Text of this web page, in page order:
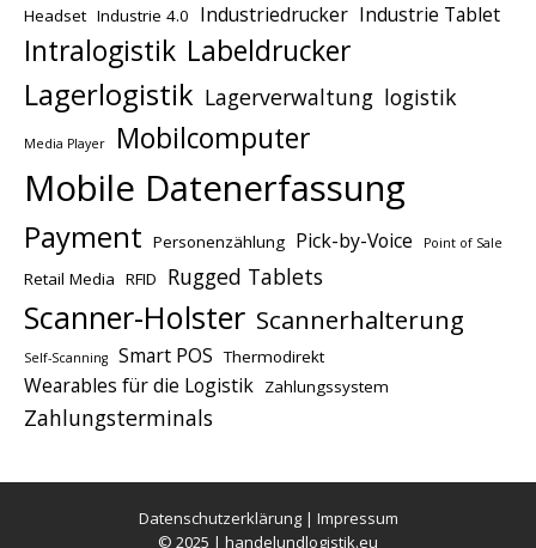
Headset Industrie 4.0 Industriedrucker Industrie Tablet
Intralogistik Labeldrucker
Lagerlogistik Lagerverwaltung logistik
Media Player Mobilcomputer
Mobile Datenerfassung
Payment Personenzählung Pick-by-Voice Point of Sale
Retail Media RFID Rugged Tablets
Scanner-Holster Scannerhalterung
Self-Scanning Smart POS Thermodirekt
Wearables für die Logistik Zahlungssystem
Zahlungsterminals
Datenschutzerklärung| Impressum
© 2025 | handelundlogistik.eu